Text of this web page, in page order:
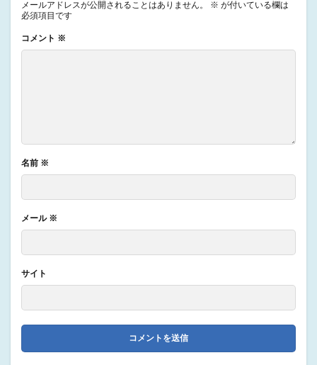
メールアドレスが公開されることはありません。 ※ が付いている欄は
必須項目です
コメント ※
名前 ※
メール ※
サイト